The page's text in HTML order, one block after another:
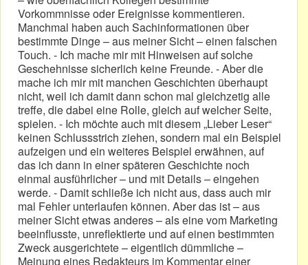
Vorkommnisse oder Ereignisse kommentieren.
Manchmal haben auch Sachinformationen über
bestimmte Dinge – aus meiner Sicht – einen falschen
Touch. - Ich mache mir mit Hinweisen auf solche
Geschehnisse sicherlich keine Freunde. - Aber die
mache ich mir mit manchen Geschichten überhaupt
nicht, weil ich damit dann schon mal gleichzetig alle
treffe, die dabei eine Rolle, gleich auf welcher Seite,
spielen. - Ich möchte auch mit diesem „Lieber Leser“
keinen Schlussstrich ziehen, sondern mal ein Beispiel
aufzeigen und ein weiteres Beispiel erwähnen, auf
das ich dann in einer späteren Geschichte noch
einmal ausführlicher – und mit Details – eingehen
werde. - Damit schließe ich nicht aus, dass auch mir
mal Fehler unterlaufen können. Aber das ist – aus
meiner Sicht etwas anderes – als eine vom Marketing
beeinflusste, unreflektierte und auf einen bestimmten
Zweck ausgerichtete – eigentlich dümmliche –
Meinung eines Redakteurs im Kommentar einer